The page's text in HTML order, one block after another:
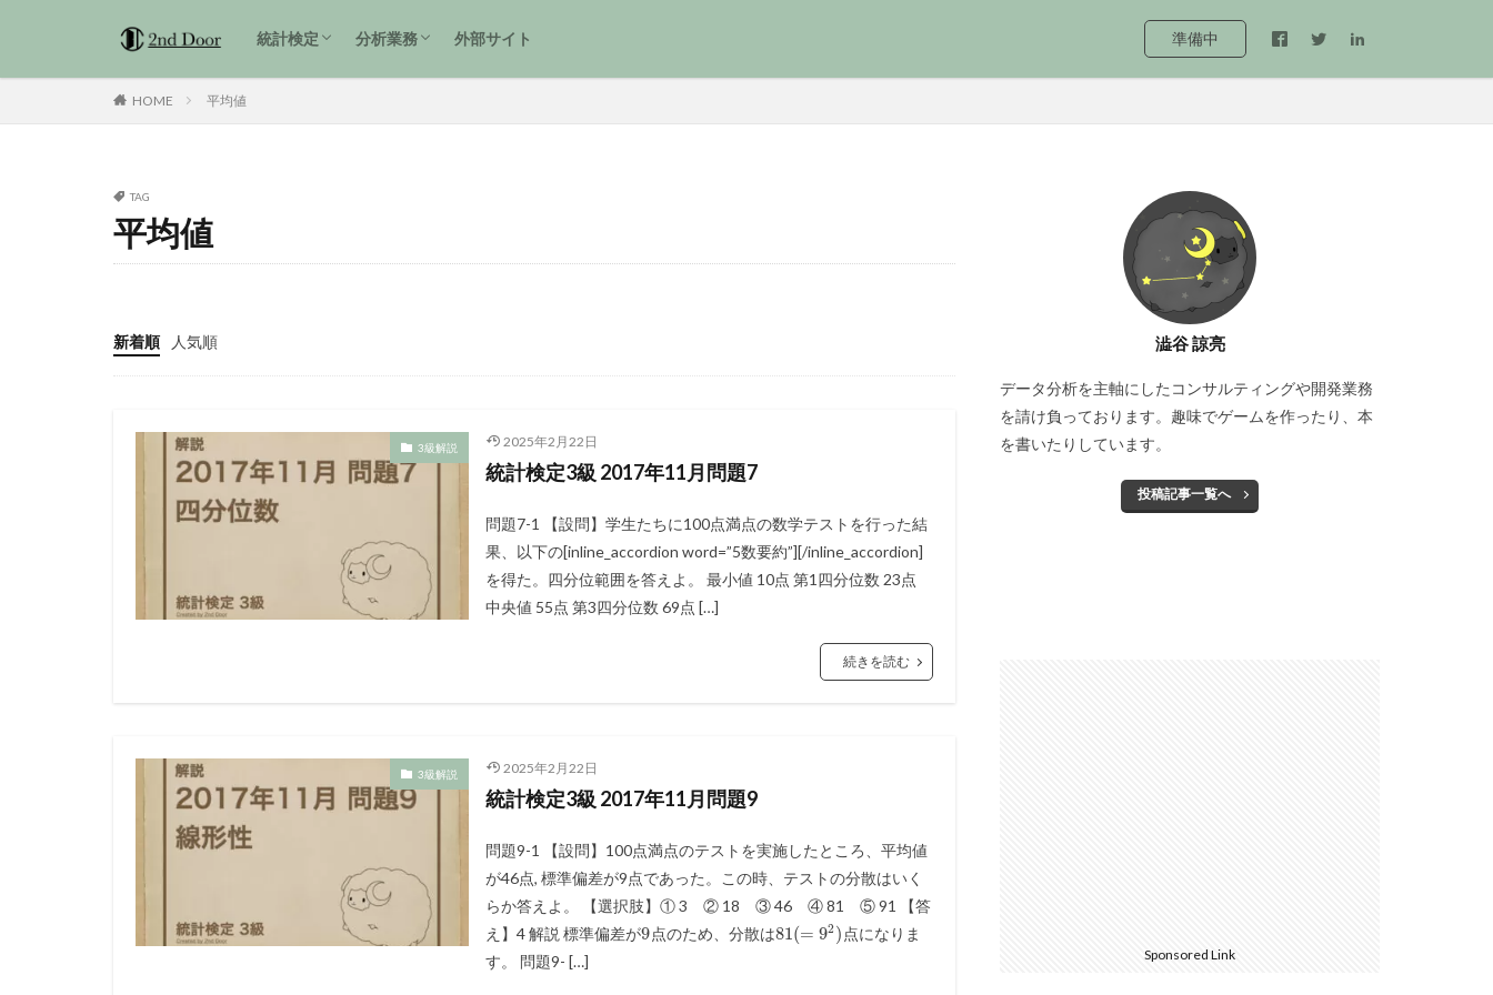
統計検定
1級解説
準1級解説
2級解説
統計検定3級 過去問解説
分析業務
tidyverse
外部サイト 準備中
HOME 平均値
TAG
平均値
新着順 人気順
3級解説 2025年2月22日
統計検定3級 2017年11月問題7
問題7-1 【設問】学生たちに100点満点の数学テストを行った結
果、以下の[inline_accordion word=”5数要約”][/inline_accordion]
を得た。四分位範囲を答えよ。 最小値 10点 第1四分位数 23点
中央値 55点 第3四分位数 69点 […]
続きを読む
3級解説 2025年2月22日
統計検定3級 2017年11月問題9
問題9-1 【設問】100点満点のテストを実施したところ、平均値
が46点, 標準偏差が9点であった。この時、テストの分散はいく
らか答えよ。 【選択肢】① 3 ② 18 ③ 46 ④ 81 ⑤ 91 【答
え】4 解説 標準偏差が9点のため、分散は81(= 92) 点になりま
す。 問題9- […]
澁谷 諒亮
データ分析を主軸にしたコンサルティングや開発業務
を請け負っております。趣味でゲームを作ったり、本
を書いたりしています。
投稿記事一覧へ
Sponsored Link